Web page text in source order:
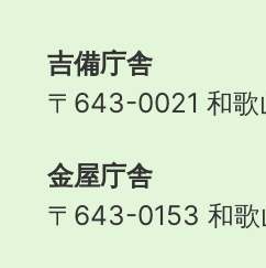
吉備庁舎
〒643-0021 和歌
金屋庁舎
〒643-0153 和歌